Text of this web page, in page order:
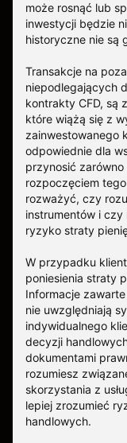
może rosnąć lub
inwestycji będzie
historyczne nie są
Transakcje na
niepodlegających
kontrakty CFD, są
które wiążą się z
zainwestowanego
odpowiednie dla
przynosić
rozpoczęciem
rozważyć, czy
instrumentów i
ryzyko straty
W przypadku
poniesienia straty
Informacje
nie uwzględniają
indywidualnego
decyzji
dokumentami
rozumiesz
skorzystania z
lepiej zrozumieć
handlowych.